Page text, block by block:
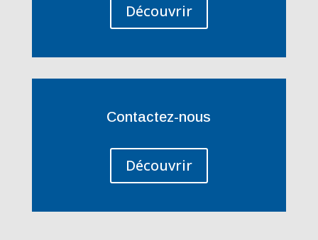
Découvrir
Contactez-nous
Découvrir